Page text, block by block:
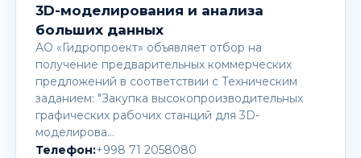
3D-моделирования и анализа
больших данных
АО «Гидропроект» объявляет отбор на
получение предварительных коммерческих
предложений в соответствии с Техническим
заданием: "Закупка высокопроизводительных
графических рабочих станций для 3D-
моделирова…
Телефон:+998 71 2058080